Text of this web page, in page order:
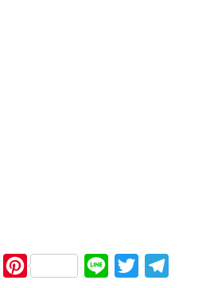
FacebookPinterest Line Twitter